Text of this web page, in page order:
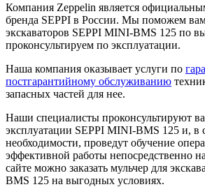
Компания Zeppelin является
бренда SEPPI в России. Мы поможем
экскаваторов SEPPI MINI-BMS 125 по
проконсультируем по эксплуатации.
Наша компания оказывает услуги по
постгарантийному обслуживанию
запасных частей для нее.
Наши специалисты проконсультируют
эксплуатации SEPPI MINI-BMS 125 и, в
необходимости, проведут обучение
эффективной работы непосредственно
сайте можно заказать мульчер для
BMS 125 на выгодных условиях.